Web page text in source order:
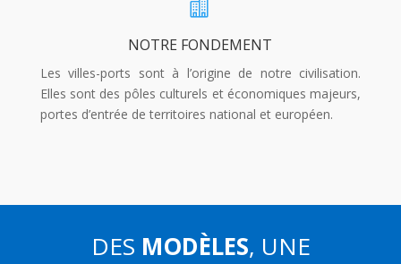

NOTRE FONDEMENT
Les villes-ports sont à l’origine de notre civilisation.
Elles sont des pôles culturels et économiques majeurs,
portes d’entrée de territoires national et européen.
DES MODÈLES, UNE